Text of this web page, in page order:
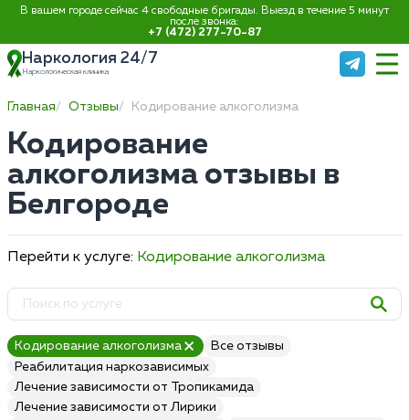
В вашем городе сейчас 4 свободные бригады. Выезд в течение 5 минут
после звонка:
+7 (472) 277-70-87
Наркология 24/7
Наркологическая клиника
Главная Отзывы Кодирование алкоголизма
Кодирование
алкоголизма отзывы в
Белгороде
Перейти к услуге: Кодирование алкоголизма
Кодирование алкоголизма
Все отзывы
Реабилитация наркозависимых
Лечение зависимости от Тропикамида
Лечение зависимости от Лирики